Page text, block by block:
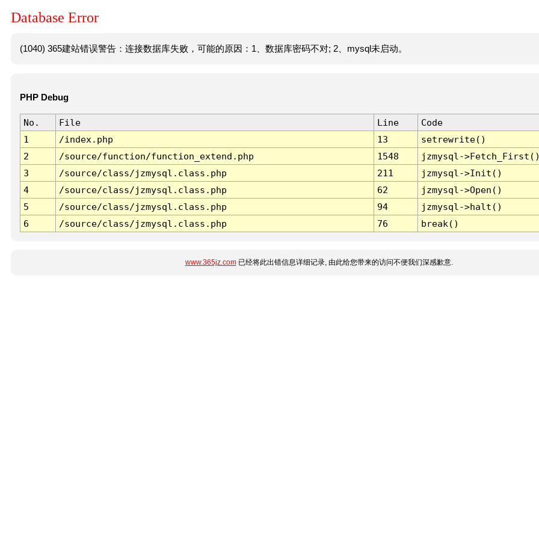
Database Error
(1040) 365建站错误警告：连接数据库失败，可能的原因：1、数据库密码不对; 2、mysql未启动。
PHP Debug
No. File Line
Code
1
/index.php 13
setrewrite()
2
/source/function/function_extend.php 1548
jzmysql-
3
/source/class/jzmysql.class.php 211
jzmysql->Init()
4
/source/class/jzmysql.class.php 62
jzmysql->Open()
5
/source/class/jzmysql.class.php 94
jzmysql->halt()
6
/source/class/jzmysql.class.php 76 break()
www.365jz.com已经将此出错信息详细记录, 由此给您带来的访问不便我们深感歉意.